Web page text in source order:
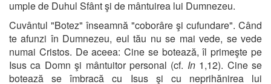
umple de Duhul Sfânt şi de mântuirea lui Dumnezeu.
Cuvântul "Botez" înseamnă "coborâre şi cufundare". Când
te afunzi în Dumnezeu, eul tău nu se mai vede, se vede
numai Cristos. De aceea: Cine se botează, îl primeşte pe
Isus ca Domn şi mântuitor personal (cf. In1,12). Cine se
botează se îmbracă cu Isus şi cu neprihănirea lui